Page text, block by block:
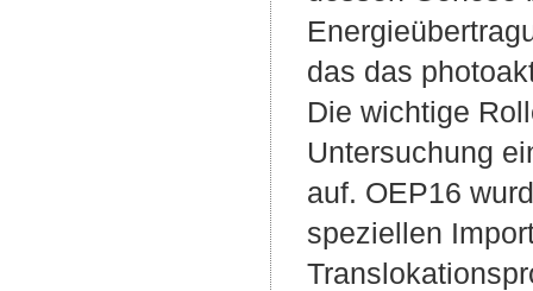
das das
Die wichtige
Untersuchung
auf. OEP16
speziellen